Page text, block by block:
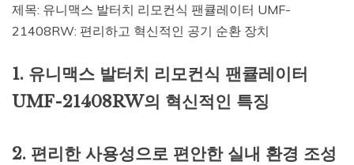
제목: 유니맥스 발터치 리모컨식 팬큘레이터 UMF-
21408RW: 편리하고 혁신적인 공기 순환 장치
1. 유니맥스 발터치 리모컨식 팬큘레이터
UMF-21408RW의 혁신적인 특징
2. 편리한 사용성으로 편안한 실내 환경 조성